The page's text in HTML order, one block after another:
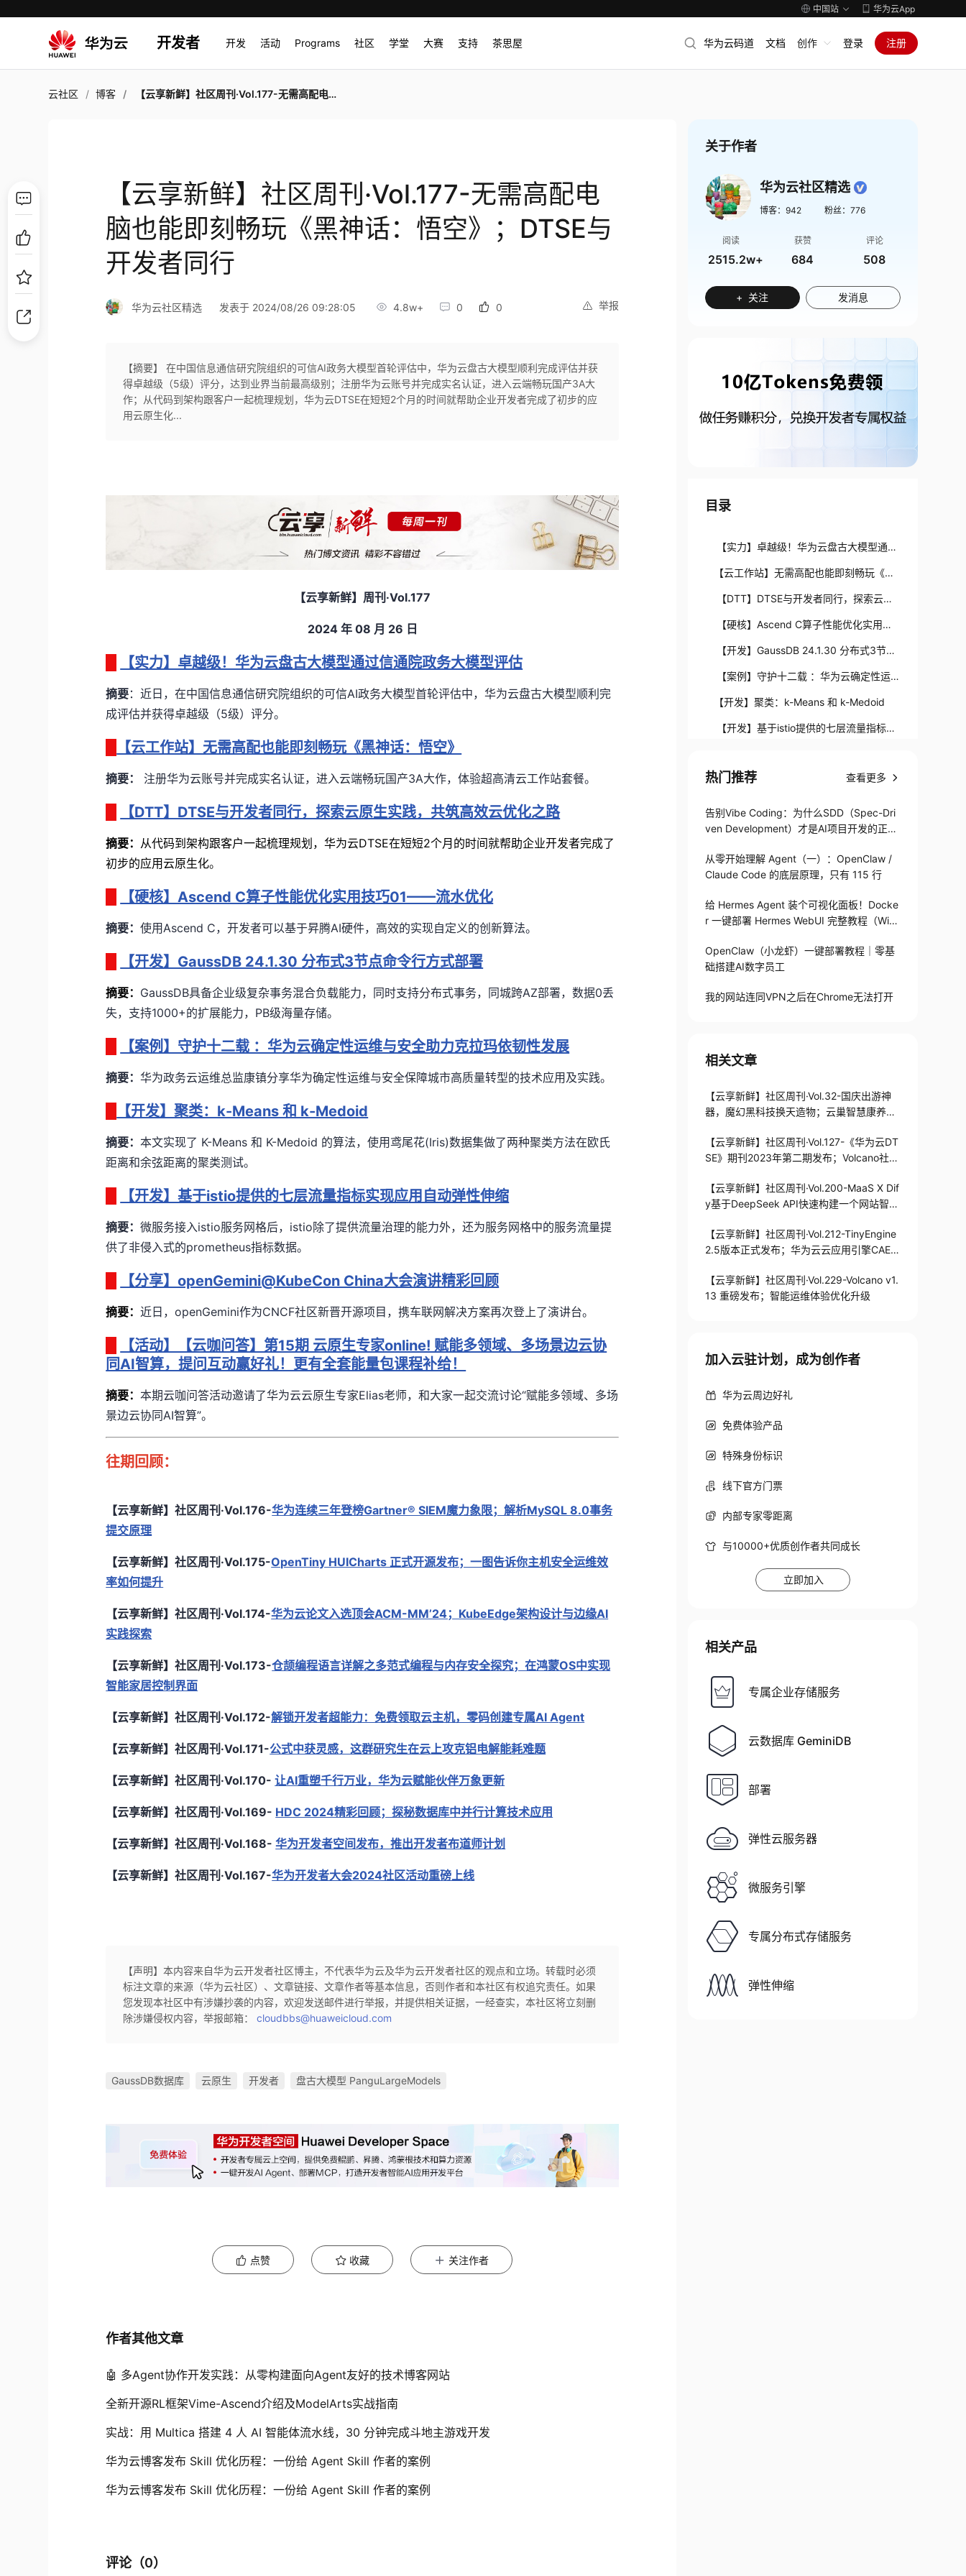
中国站 华为云App
开发者 开发 活动 Programs 社区 学堂 大赛 支持 茶思屋 华为云码道 文档 创作 登录 注册
云社区 博客 【云享新鲜】社区周刊·Vol.177-无需高配电脑也能即刻畅玩《黑神话：悟空》；DTSE与开发者同行
【云享新鲜】社区周刊·Vol.177-无需高配电
脑也能即刻畅玩《黑神话：悟空》；DTSE与
开发者同行
举报
华为云社区精选 发表于 2024/08/26 09:28:05 4.8w+ 0 0
【摘要】 在中国信息通信研究院组织的可信AI政务大模型首轮评估中，华为云盘古大模型顺利完成评估并获
得卓越级（5级）评分，达到业界当前最高级别；注册华为云账号并完成实名认证，进入云端畅玩国产3A大
作；从代码到架构跟客户一起梳理规划，华为云DTSE在短短2个月的时间就帮助企业开发者完成了初步的应
用云原生化...
【云享新鲜】周刊 ·Vol.177
2024 年08 月 26 日
【实力】卓越级！华为云盘古大模型通过信通院政务大模型评估
摘要：近日，在中国信息通信研究院组织的可信AI政务大模型首轮评估中，华为云盘古大模型顺利完
成评估并获得卓越级（5级）评分。
【云工作站】无需高配也能即刻畅玩《黑神话：悟空》
摘要： 注册华为云账号并完成实名认证，进入云端畅玩国产3A大作，体验超高清云工作站套餐。
【DTT】DTSE与开发者同行，探索云原生实践，共筑高效云优化之路
摘要： 从代码到架构跟客户一起梳理规划，华为云DTSE在短短2个月的时间就帮助企业开发者完成了
初步的应用云原生化。
【硬核】Ascend C算子性能优化实用技巧01——流水优化
摘要：使用Ascend C，开发者可以基于昇腾AI硬件，高效的实现自定义的创新算法。
【开发】GaussDB 24.1.30 分布式3节点命令行方式部署
摘要： GaussDB具备企业级复杂事务混合负载能力，同时支持分布式事务，同城跨AZ部署，数据0丢
失，支持1000+的扩展能力，PB级海量存储。
【案例】守护十二载 ：华为云确定性运维与安全助力克拉玛依韧性发展
摘要：华为政务云运维总监康镇分享华为确定性运维与安全保障城市高质量转型的技术应用及实践。
【开发】聚类：k-Means 和 k-Medoid
摘要：本文实现了 K-Means 和 K-Medoid 的算法，使用鸢尾花(Iris)数据集做了两种聚类方法在欧氏
距离和余弦距离的聚类测试。
【开发】基于istio提供的七层流量指标实现应用自动弹性伸缩
摘要：微服务接入istio服务网格后，istio除了提供流量治理的能力外，还为服务网格中的服务流量提
供了非侵入式的prometheus指标数据。
【分享】openGemini@KubeCon China大会演讲精彩回顾
摘要：近日，openGemini作为CNCF社区新晋开源项目，携车联网解决方案再次登上了演讲台。
【活动】【云咖问答】第15期 云原生专家online! 赋能多领域、多场景边云协
同AI智算，提问互动赢好礼！更有全套能量包课程补给！
摘要：本期云咖问答活动邀请了华为云云原生专家Elias老师，和大家一起交流讨论“赋能多领域、多场
景边云协同AI智算”。
往期回顾：
【云享新鲜】社区周刊·Vol.176-华为连续三年登榜Gartner® SIEM魔力象限；解析MySQL 8.0事务
提交原理
【云享新鲜】社区周刊·Vol.175-OpenTiny HUICharts 正式开源发布；一图告诉你主机安全运维效
率如何提升
【云享新鲜】社区周刊·Vol.174-华为云论文入选顶会ACM-MM’24；KubeEdge架构设计与边缘AI
实践探索
【云享新鲜】社区周刊·Vol.173-仓颉编程语言详解之多范式编程与内存安全探究；在鸿蒙OS中实现
智能家居控制界面
【云享新鲜】社区周刊·Vol.172-解锁开发者超能力：免费领取云主机，零码创建专属AI Agent
【云享新鲜】社区周刊·Vol.171-公式中获灵感，这群研究生在云上攻克铝电解能耗难题
【云享新鲜】社区周刊·Vol.170- 让AI重塑千行万业，华为云赋能伙伴万象更新
【云享新鲜】社区周刊·Vol.169- HDC 2024精彩回顾；探秘数据库中并行计算技术应用
【云享新鲜】社区周刊·Vol.168- 华为开发者空间发布，推出开发者布道师计划
【云享新鲜】社区周刊·Vol.167-华为开发者大会2024社区活动重磅上线
【声明】本内容来自华为云开发者社区博主，不代表华为云及华为云开发者社区的观点和立场。转载时必须
标注文章的来源（华为云社区）、文章链接、文章作者等基本信息，否则作者和本社区有权追究责任。如果
您发现本社区中有涉嫌抄袭的内容，欢迎发送邮件进行举报，并提供相关证据，一经查实，本社区将立刻删
除涉嫌侵权内容，举报邮箱：cloudbbs@huaweicloud.com
GaussDB数据库 云原生 开发者 盘古大模型 PanguLargeModels
点赞 收藏 关注作者
作者其他文章
🤖 多Agent协作开发实践：从零构建面向Agent友好的技术博客网站
全新开源RL框架Vime-Ascend介绍及ModelArts实战指南
实战：用 Multica 搭建 4 人 AI 智能体流水线，30 分钟完成斗地主游戏开发
华为云博客发布 Skill 优化历程：一份给 Agent Skill 作者的案例
华为云博客发布 Skill 优化历程：一份给 Agent Skill 作者的案例
评论（0）
关于作者
华为云社区精选
博客： 942 粉丝： 776
阅读
2515.2w+
获赞
684
评论
508
+ 关注 发消息
目录
【实力】卓越级！华为云盘古大模型通过
信通院政务大模型评估
【云工作站】无需高配也能即刻畅玩《黑
神话：悟空》
【DTT】DTSE与开发者同行，探索云原
生实践，共筑高效云优化之路
【硬核】Ascend C算子性能优化实用技
巧01——流水优化
【开发】GaussDB 24.1.30 分布式3节点
命令行方式部署
【案例】守护十二载 ：华为云确定性运维
与安全助力克拉玛依韧性发展
【开发】聚类：k-Means 和 k-Medoid
【开发】基于istio提供的七层流量指标实
大会演讲精彩回顾
【活动】【云咖问答】第15期 云原生专
算，提问互动赢好礼！更有全套能量包课程
往期回顾：
热门推荐 查看更多
告别Vibe Coding：为什么SDD（Spec-Dri
ven Development）才是AI项目开发的正确
从零开始理解 Agent（一）：OpenClaw /
Claude Code 的底层原理，只有 115 行
给 Hermes Agent 装个可视化面板！Docke
r 一键部署 Hermes WebUI 完整教程（Win
OpenClaw（小龙虾）一键部署教程｜零基
础搭建AI数字员工
我的网站连同VPN之后在Chrome无法打开
相关文章
【云享新鲜】社区周刊·Vol.32-国庆出游神
器，魔幻黑科技换天造物；云巢智慧康养加
【云享新鲜】社区周刊·Vol.127-《华为云DT
SE》期刊2023年第二期发布；Volcano社区
【云享新鲜】社区周刊·Vol.200-MaaS X Dif
y基于DeepSeek API快速构建一个网站智能
【云享新鲜】社区周刊·Vol.212-TinyEngine
2.5版本正式发布；华为云云应用引擎CAE快
【云享新鲜】社区周刊·Vol.229-Volcano v1.
13 重磅发布；智能运维体验优化升级
加入云驻计划，成为创作者
华为云周边好礼
免费体验产品
特殊身份标识
线下官方门票
内部专家零距离
与10000+优质创作者共同成长
立即加入
相关产品
专属企业存储服务
云数据库 GeminiDB
部署
弹性云服务器
微服务引擎
专属分布式存储服务
弹性伸缩